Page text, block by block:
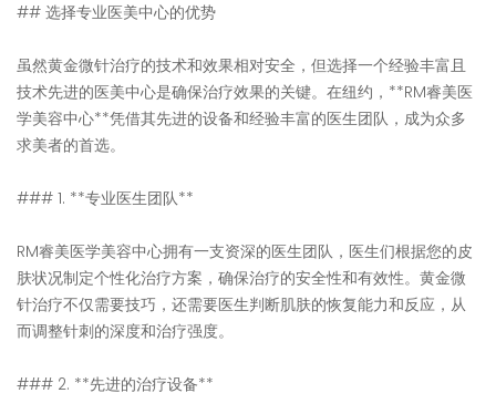
## 选择专业医美中心的优势
虽然黄金微针治疗的技术和效果相对安全，但选择一个经验丰富且
技术先进的医美中心是确保治疗效果的关键。在纽约，**RM睿美医
学美容中心**凭借其先进的设备和经验丰富的医生团队，成为众多
求美者的首选。
### 1. **专业医生团队**
RM睿美医学美容中心拥有一支资深的医生团队，医生们根据您的皮
肤状况制定个性化治疗方案，确保治疗的安全性和有效性。黄金微
针治疗不仅需要技巧，还需要医生判断肌肤的恢复能力和反应，从
而调整针刺的深度和治疗强度。
### 2. **先进的治疗设备**